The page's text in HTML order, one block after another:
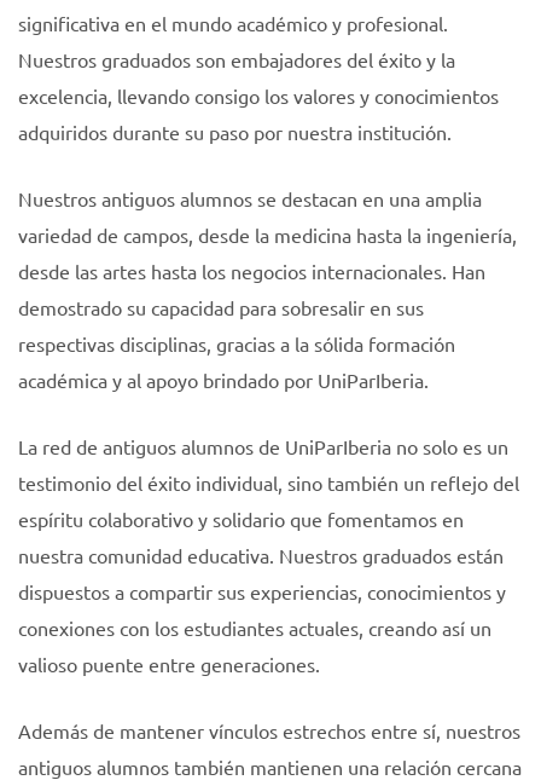
significativa en el mundo académico y profesional.
Nuestros graduados son embajadores del éxito y la
excelencia, llevando consigo los valores y conocimientos
adquiridos durante su paso por nuestra institución.
Nuestros antiguos alumnos se destacan en una amplia
variedad de campos, desde la medicina hasta la ingeniería,
desde las artes hasta los negocios internacionales. Han
demostrado su capacidad para sobresalir en sus
respectivas disciplinas, gracias a la sólida formación
académica y al apoyo brindado por UniParIberia.
La red de antiguos alumnos de UniParIberia no solo es un
testimonio del éxito individual, sino también un reflejo del
espíritu colaborativo y solidario que fomentamos en
nuestra comunidad educativa. Nuestros graduados están
dispuestos a compartir sus experiencias, conocimientos y
conexiones con los estudiantes actuales, creando así un
valioso puente entre generaciones.
Además de mantener vínculos estrechos entre sí, nuestros
antiguos alumnos también mantienen una relación cercana